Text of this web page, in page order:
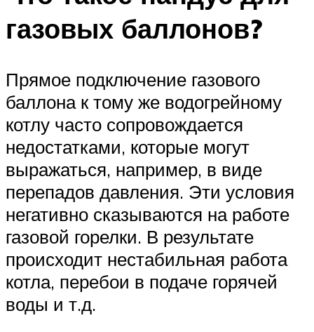
газовых баллонов?
Прямое подключение газового
баллона к тому же водогрейному
котлу часто сопровождается
недостатками, которые могут
выражаться, например, в виде
перепадов давления. Эти условия
негативно сказываются на работе
газовой горелки. В результате
происходит нестабильная работа
котла, перебои в подаче горячей
воды и т.д.